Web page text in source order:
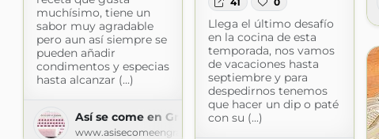
muchísimo, tiene un
sabor muy agradable
pero aun así siempre se
pueden añadir
condimentos y especias
hasta alcanzar (...)
Así se come en Granada
www.asisecomeengranada.com
Llega el último desafío
en la cocina de esta
temporada, nos vamos
de vacaciones hasta
septiembre y para
despedirnos tenemos
que hacer un dip o paté
con su (...)